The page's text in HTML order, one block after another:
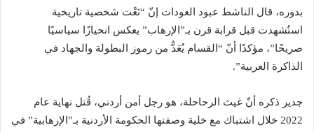
بدوره، قال الناشط عبود العودات إنّ “نَعْت شخصية تاريخية
استُشهدت قبل قرابة قرن بـ”الإرهاب” يعكس انحيازًا سياسيًا
صريحًا”، مؤكدًا أنّ “القسام يُعَدُّ من رموز البطولة والجهاد في
الذاكرة العربية”.
جدير ذكره أنّ غيث الرحاحلة، هو رجل أمن أردني، قُتل نهاية عام
2022 خلال اشتباك مع خلية وصفتها الحكومة الأردنية بـ”الإرهابية” في